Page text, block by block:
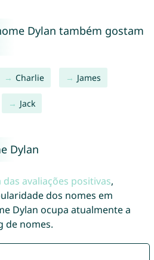
Dylan também gostam
Charlie James
Jack
Dylan
avaliações positivas,
dos nomes em
Dylan ocupa atualmente a
de nomes.